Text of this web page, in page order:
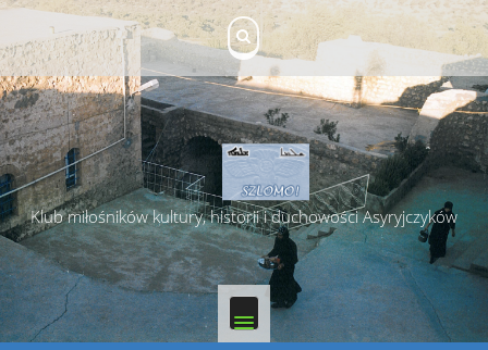
Skip
content
Klub miłośników kultury, historii i duchowości Asyryjczyków